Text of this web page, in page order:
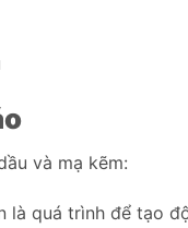
và mạ kẽm:
là quá trình để tạo